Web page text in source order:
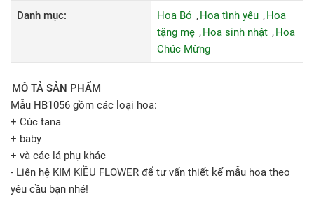
Danh mục: Hoa Bó Hoa tình yêu
Hoa
tặng mẹ
Hoa sinh nhật
Hoa
Chúc Mừng
MÔ TẢ SẢN PHẨM
Mẫu HB1056 gồm các loại hoa:
+ Cúc tana
+ baby
+ và các lá phụ khác
- Liên hệ KIM KIỀU FLOWER để tư vấn thiết kế mẫu hoa theo
yêu cầu bạn nhé!